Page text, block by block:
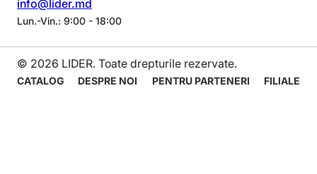
info@lider.md
Lun.-Vin.: 9:00 - 18:00
© 2026 LIDER. Toate drepturile rezervate.
Navigare
CATALOG DESPRE NOI PENTRU PARTENERI FILIALE